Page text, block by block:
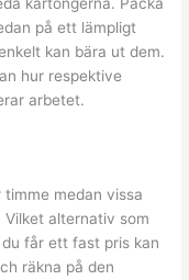
på ett lämpligt
kan bära ut dem.
hur respektive
arbetet.
medan vissa
alternativ som
får ett fast pris kan
räkna på den